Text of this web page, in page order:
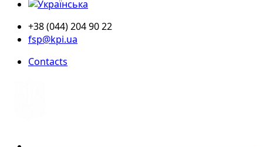
+38 (044) 204 90 22
fsp@kpi.ua
Contacts